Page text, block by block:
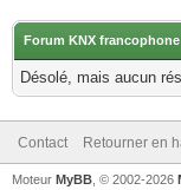
Forum KNX
Désolé, mais aucun
Contact Retourner en
Moteur MyBB , © 2002-2026